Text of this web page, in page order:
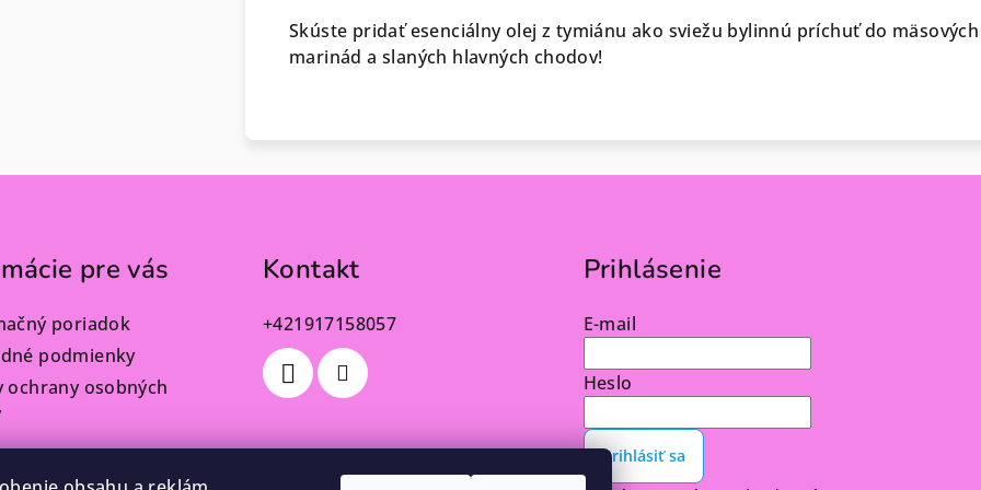
Skúste pridať esenciálny olej z tymiánu ako sviežu bylinnú príchuť do mäsových
marinád a slaných hlavných chodov!
pre vás
poriadok
podmienky
ochrany osobných
Kontakt
+421917158057
Prihlásenie
E-mail
Heslo
Prihlásiť sa